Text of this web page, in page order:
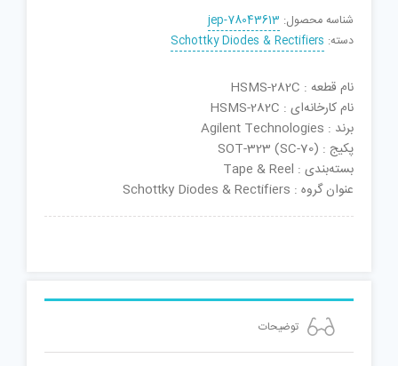
شناسه محصول: jep-78043613
دسته: Schottky Diodes & Rectifiers
نام قطعه : HSMS-282C
نام کارخانه‌ای : HSMS-282C
برند : Agilent Technologies
پکیج : SOT-323 (SC-70)
بسته‌بندی : Tape & Reel
عنوان گروه : Schottky Diodes & Rectifiers
توضیحات